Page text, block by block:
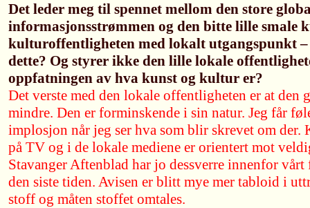
Det leder meg til spennet mellom den store
informasjonsstrømmen og den bitte lille smale
kulturoffentligheten med lokalt utgangspunkt –
dette? Og styrer ikke den lille lokale
oppfatningen av hva kunst og kultur er?
Det verste med den lokale offentligheten er at den
mindre. Den er forminskende i sin natur. Jeg får
implosjon når jeg ser hva som blir skrevet om
på TV og i de lokale mediene er orientert mot
Stavanger Aftenblad har jo dessverre innenfor
den siste tiden. Avisen er blitt mye mer tabloid i
stoff og måten stoffet omtales.